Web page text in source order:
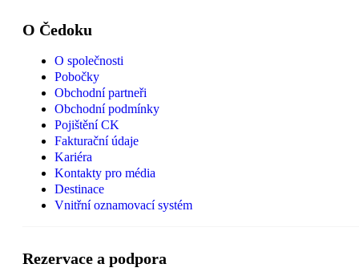
O Čedoku
O společnosti
Pobočky
Obchodní partneři
Obchodní podmínky
Pojištění CK
Fakturační údaje
Kariéra
Kontakty pro média
Destinace
Vnitřní oznamovací systém
Rezervace a podpora